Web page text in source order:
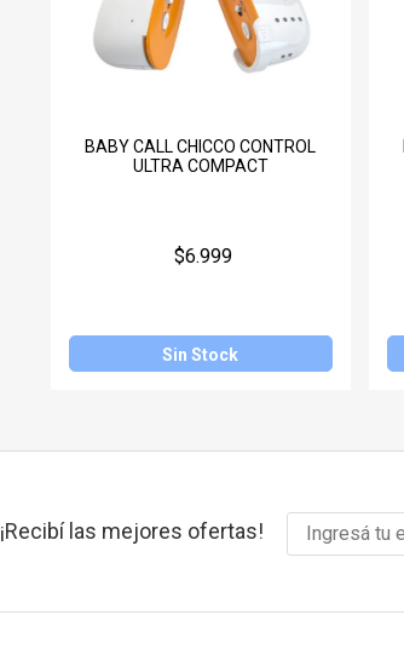
BABY CALL CHICCO CONTROL
ULTRA COMPACT
$6.999
Sin Stock
¡Recibí las mejores ofertas!